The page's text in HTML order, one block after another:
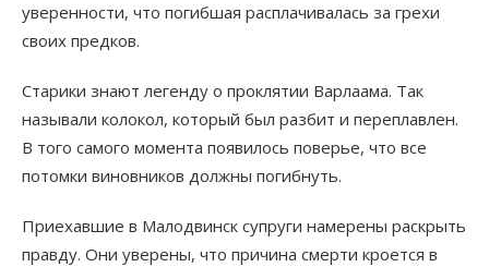
уверенности, что погибшая расплачивалась за грехи
своих предков.
Старики знают легенду о проклятии Варлаама. Так
называли колокол, который был разбит и переплавлен.
В того самого момента появилось поверье, что все
потомки виновников должны погибнуть.
Приехавшие в Малодвинск супруги намерены раскрыть
правду. Они уверены, что причина смерти кроется в